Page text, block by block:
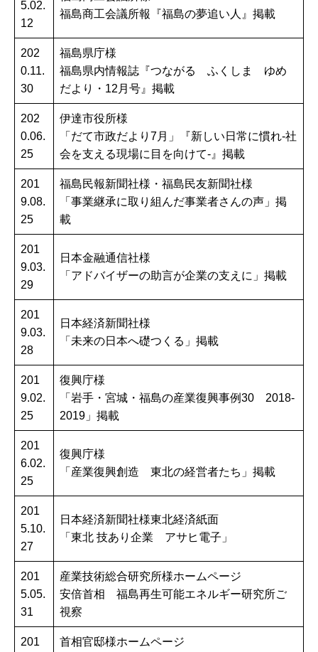
5.02.
12
福島商工会議所報『福島の夢追い人』掲載
202
0.11.
30
福島県庁様
福島県内情報誌『つながる ふくしま ゆめ
だより・12月号』掲載
202
0.06.
25
伊達市役所様
「だて市政だより7月」『新しい日常に慣れ-社
会を支える現場に目を向けて-』掲載
201
9.08.
25
福島民報新聞社様・福島民友新聞社様
「事業継承に取り組んだ事業者さんの声」掲
載
201
9.03.
29
日本金融通信社様
「アドバイザーの助言が企業の支えに」掲載
201
9.03.
28
日本経済新聞社様
「未来の日本へ礎つくる」掲載
201
9.02.
25
復興庁様
「岩手・宮城・福島の産業復興事例30 2018-
2019」掲載
201
6.02.
25
復興庁様
「産業復興創造 東北の経営者たち」掲載
201
5.10.
27
日本経済新聞社様東北経済紙面
「東北 技あり企業 アサヒ電子」
201
5.05.
31
産業技術総合研究所様ホームページ
安倍首相 福島再生可能エネルギー研究所ご
視察
201
首相官邸様ホームページ